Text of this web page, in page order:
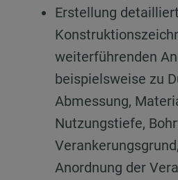
Erstellung
weiterführenden
beispielsweise zu
Abmessung,
Nutzungstiefe,
Anordnung der